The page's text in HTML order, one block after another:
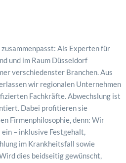
Als Experten für
und im Raum Düsseldorf
verschiedenster Branchen. Aus
wir regionalen Unternehmen
Fachkräfte. Abwechslung ist
Dabei profitieren sie
Firmenphilosophie, denn: Wir
– inklusive Festgehalt,
im Krankheitsfall sowie
dies beidseitig gewünscht,